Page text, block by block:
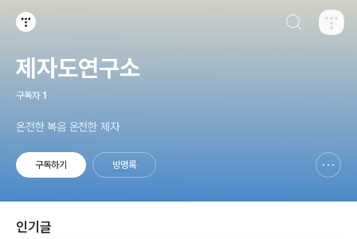
제자도연구소
구독자 1
온전한 복음 온전한 제자
구독하기 방명록
인기글